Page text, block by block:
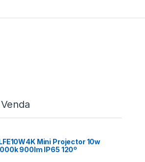
Mini Projector 10w
900lm IP65 120º